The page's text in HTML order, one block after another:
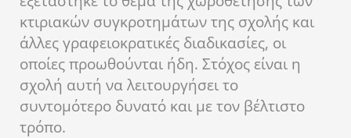
κτιριακών συγκροτημάτων της σχολής και
άλλες γραφειοκρατικές διαδικασίες, οι
οποίες προωθούνται ήδη. Στόχος είναι η
σχολή αυτή να λειτουργήσει το
συντομότερο δυνατό και με τον βέλτιστο
τρόπο.